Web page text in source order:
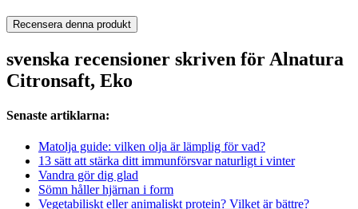
Recensera denna produkt
svenska recensioner skriven för Alnatura
Citronsaft, Eko
Senaste artiklarna:
Matolja guide: vilken olja är lämplig för vad?
13 sätt att stärka ditt immunförsvar naturligt i vinter
Vandra gör dig glad
Sömn håller hjärnan i form
Vegetabiliskt eller animaliskt protein? Vilket är bättre?